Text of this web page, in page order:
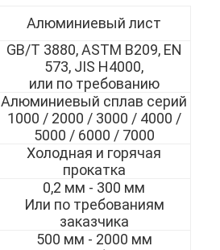
Алюминиевый лист
GB/T 3880, ASTM B209, EN
573, JIS H4000,
или по требованию
Алюминиевый сплав серий
1000 / 2000 / 3000 / 4000 /
5000 / 6000 / 7000
Холодная и горячая
прокатка
0,2 мм - 300 мм
Или по требованиям
заказчика
500 мм - 2000 мм